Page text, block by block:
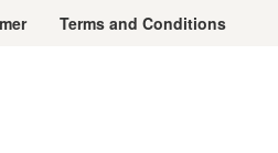
Terms and Conditions